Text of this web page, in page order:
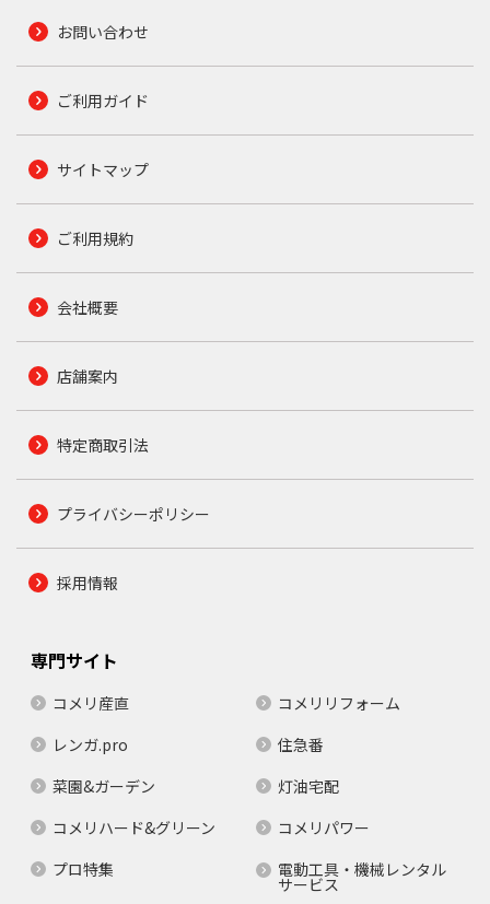
お問い合わせ
ご利用ガイド
サイトマップ
ご利用規約
会社概要
店舗案内
特定商取引法
プライバシーポリシー
採用情報
専門サイト
コメリ産直
コメリリフォーム
レンガ.pro
住急番
菜園&ガーデン
灯油宅配
コメリハード&グリーン
コメリパワー
プロ特集
電動工具・機械レンタル
サービス